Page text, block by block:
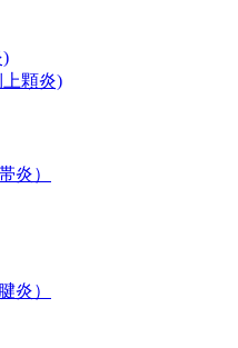
)
顆炎)
炎）
炎）